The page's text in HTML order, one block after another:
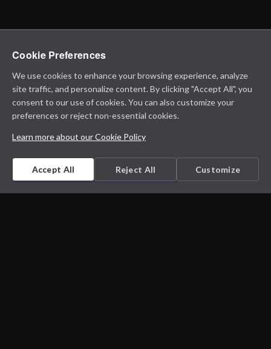
Cookie Preferences
We use cookies to enhance your browsing experience, analyze
site traffic, and personalize content. By clicking "Accept All", you
consent to our use of cookies. You can also customize your
preferences or reject non-essential cookies.
Learn more about our Cookie Policy
Accept All Reject All Customize